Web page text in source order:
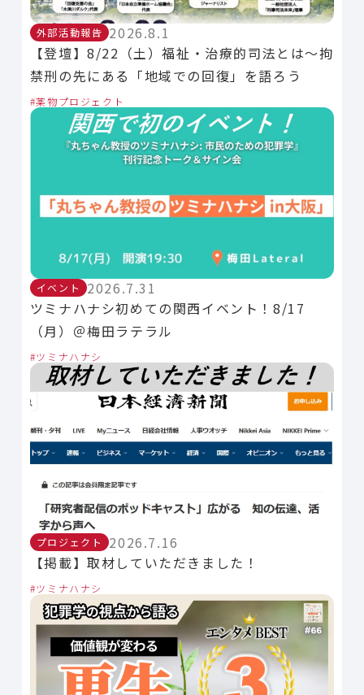
外部活動報告 2026.8.1
【登壇】8/22（土）福祉・治療的司法とは～拘
禁刑の先にある「地域での回復」を語ろう
薬物プロジェクト
イベント
2026.7.31
ツミナハナシ初めての関西イベント！8/17
（月）＠梅田ラテラル
ツミナハナシ
プロジェクト
2026.7.16
【掲載】取材していただきました！
ツミナハナシ